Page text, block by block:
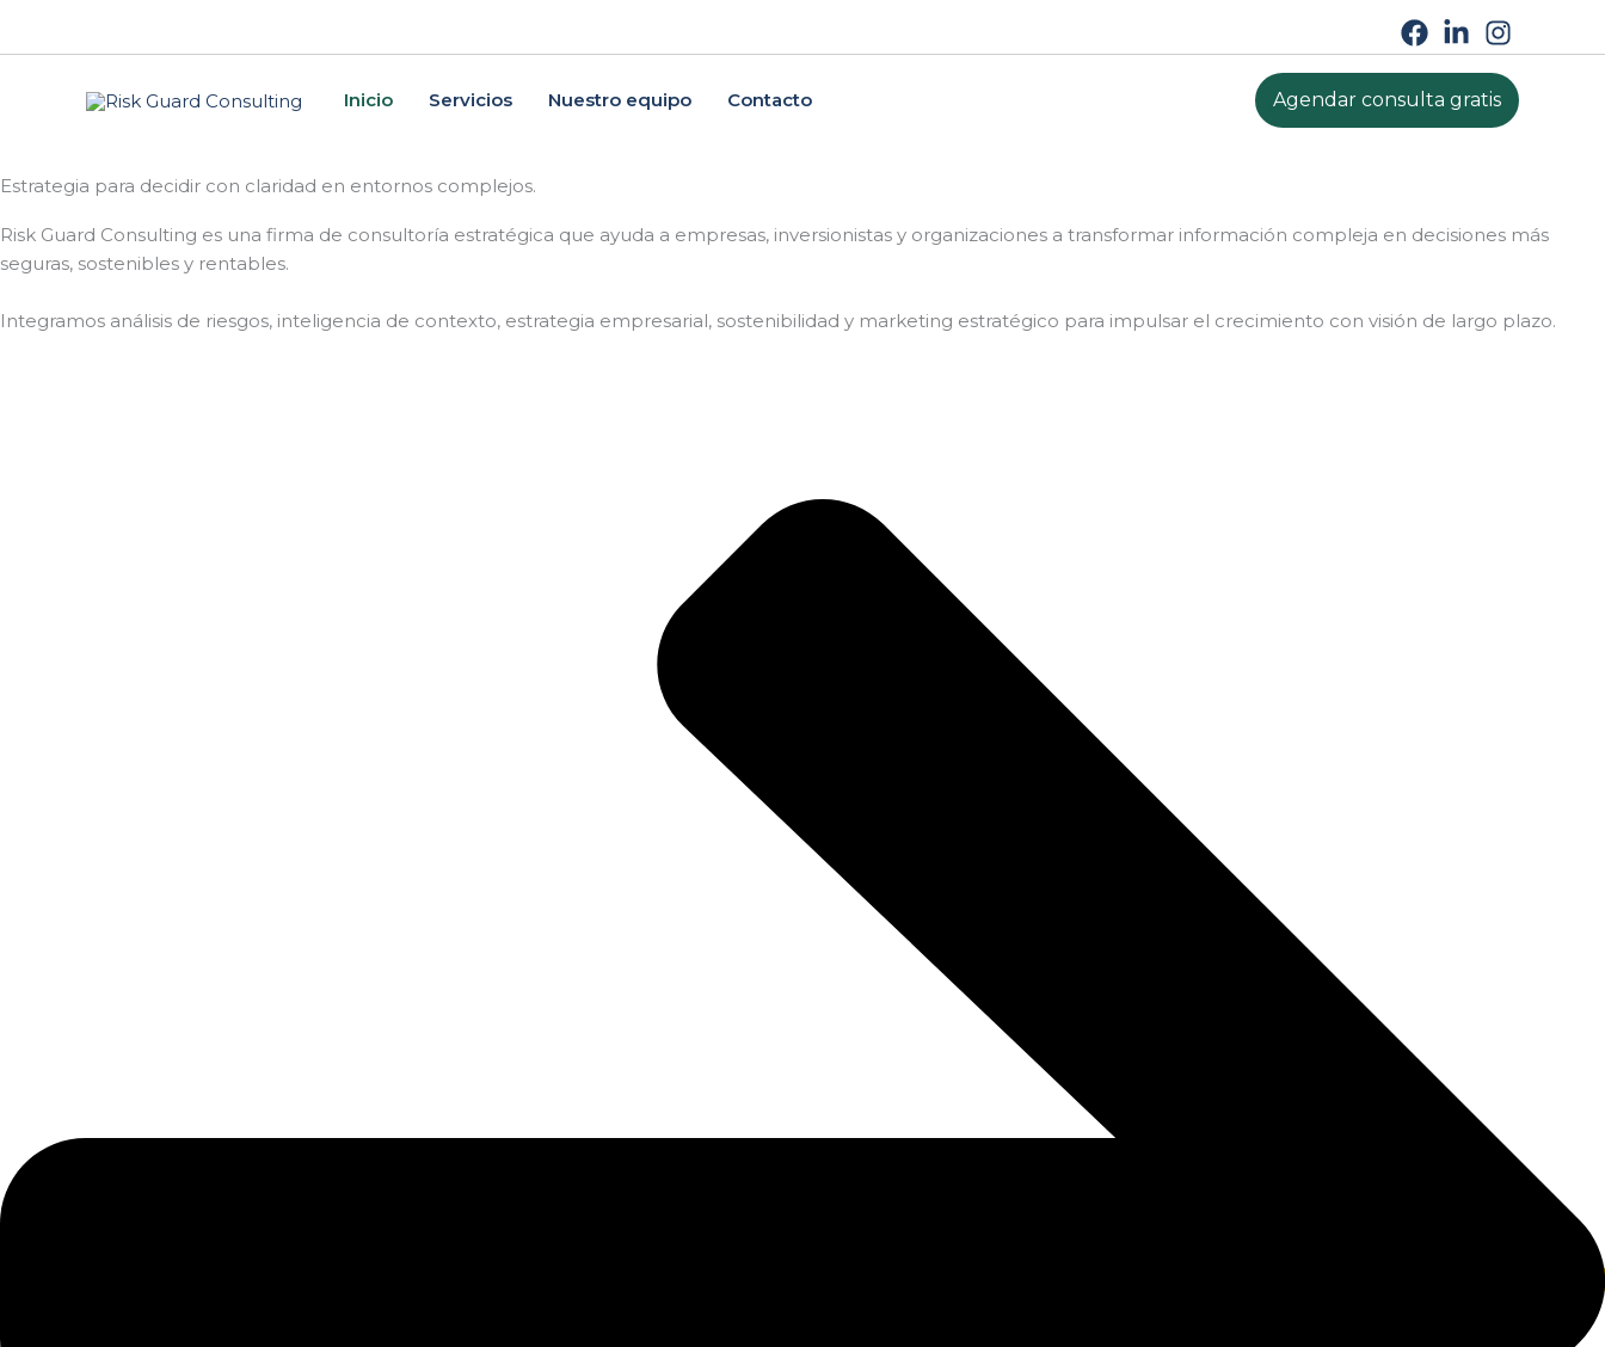
Inicio
Servicios Nuestro equipo Contacto Agendar consulta gratis
Estrategia para decidir con claridad en entornos complejos.
Risk Guard Consulting es una firma de consultoría estratégica que ayuda a empresas, inversionistas y organizaciones a transformar información compleja en decisiones más
seguras, sostenibles y rentables.
Integramos análisis de riesgos, inteligencia de contexto, estrategia empresarial, sostenibilidad y marketing estratégico para impulsar el crecimiento con visión de largo plazo.